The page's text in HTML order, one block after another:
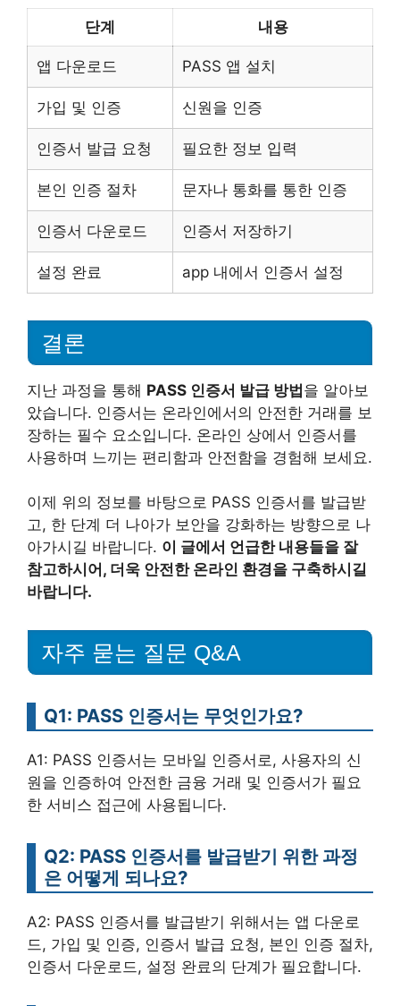
단계 내용
앱 다운로드 PASS 앱 설치
가입 및 인증 신원을 인증
인증서 발급 요청 필요한 정보 입력
본인 인증 절차 문자나 통화를 통한 인증
인증서 다운로드 인증서 저장하기
설정 완료 app 내에서 인증서 설정
결론
지난 과정을 통해 PASS 인증서 발급 방법을 알아보
았습니다. 인증서는 온라인에서의 안전한 거래를 보
장하는 필수 요소입니다. 온라인 상에서 인증서를
사용하며 느끼는 편리함과 안전함을 경험해 보세요.
이제 위의 정보를 바탕으로 PASS 인증서를 발급받
고, 한 단계 더 나아가 보안을 강화하는 방향으로 나
아가시길 바랍니다. 이 글에서 언급한 내용들을 잘
참고하시어, 더욱 안전한 온라인 환경을 구축하시길
바랍니다.
자주 묻는 질문 Q&A
Q1: PASS 인증서는 무엇인가요?
A1: PASS 인증서는 모바일 인증서로, 사용자의 신
원을 인증하여 안전한 금융 거래 및 인증서가 필요
한 서비스 접근에 사용됩니다.
Q2: PASS 인증서를 발급받기 위한 과정
은 어떻게 되나요?
A2: PASS 인증서를 발급받기 위해서는 앱 다운로
드, 가입 및 인증, 인증서 발급 요청, 본인 인증 절차,
인증서 다운로드, 설정 완료의 단계가 필요합니다.